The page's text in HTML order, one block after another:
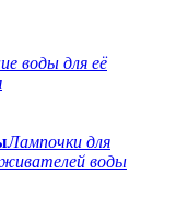
воды для её
Лампочки для
воды